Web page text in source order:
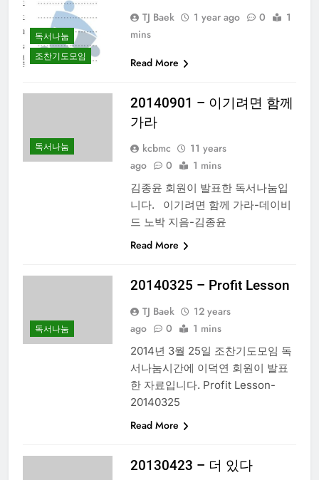
1 Year Ago
독서나눔
조찬기도모임
TJ Baek 1 year ago 0
1
mins
Read More
독서나눔
20140901 – 이기려면 함께
가라
kcbmc
11 years
ago
0 1 mins
김종윤 회원이 발표한 독서나눔입
니다. 이기려면 함께 가라-데이비
드 노박 지음-김종윤
Read More
독서나눔
20140325 – Profit Lesson
TJ Baek
12 years
ago
0 1 mins
2014년 3월 25일 조찬기도모임 독
서나눔시간에 이덕연 회원이 발표
한 자료입니다. Profit Lesson-
20140325
Read More
20130423 – 더 있다